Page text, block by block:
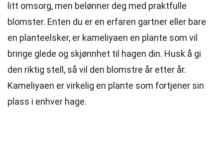
litt omsorg, men belønner deg med praktfulle
blomster. Enten du er en erfaren gartner eller bare
en planteelsker, er kameliyaen en plante som vil
bringe glede og skjønnhet til hagen din. Husk å gi
den riktig stell, så vil den blomstre år etter år.
Kameliyaen er virkelig en plante som fortjener sin
plass i enhver hage.